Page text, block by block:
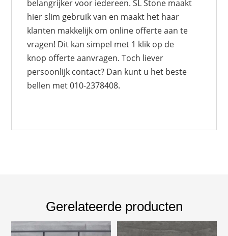
belangrijker voor iedereen. SL Stone maakt
hier slim gebruik van en maakt het haar
klanten makkelijk om online offerte aan te
vragen! Dit kan simpel met 1 klik op de
knop offerte aanvragen. Toch liever
persoonlijk contact? Dan kunt u het beste
bellen met 010-2378408.
Gerelateerde producten